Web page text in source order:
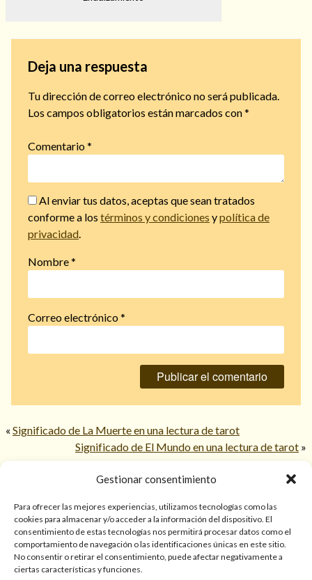
Gestionar consentimiento
Para ofrecer las mejores experiencias, utilizamos tecnologías como las
cookies para almacenar y/o acceder a la información del dispositivo. El
consentimiento de estas tecnologías nos permitirá procesar datos como el
comportamiento de navegación o las identificaciones únicas en este sitio.
No consentir o retirar el consentimiento, puede afectar negativamente a
ciertas características y funciones.
Deja una respuesta
Tu dirección de correo electrónico no será publicada.
Los campos obligatorios están marcados con*
Comentario*
Al enviar tus datos, aceptas que sean tratados
conforme a los términos y condiciones ypolítica de
privacidad.
Nombre*
Correo electrónico*
« Significado de La Muerte en una lectura de tarot
Significado de El Mundo en una lectura de tarot »
Sólo para mayores de 18 años. Las lecturas de cartas, hechizos,
amarres, endulzamientos, videncias y predicciones tienen
finalidad de entretenimiento y/o ayuda personal. Estos